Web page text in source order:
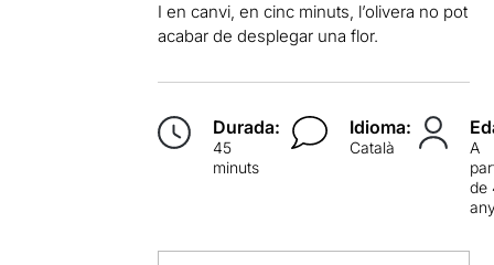
I en canvi, en cinc minuts, l’olivera no pot
acabar de desplegar una flor.
Durada:
45
minuts
Idioma:
Català
A
de